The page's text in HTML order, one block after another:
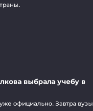
выбрала учебу в
официально. Завтра вузы